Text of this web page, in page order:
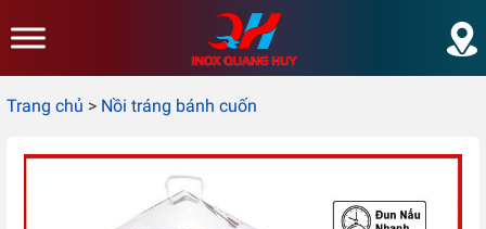
Trang chủ > Nồi tráng bánh cuốn